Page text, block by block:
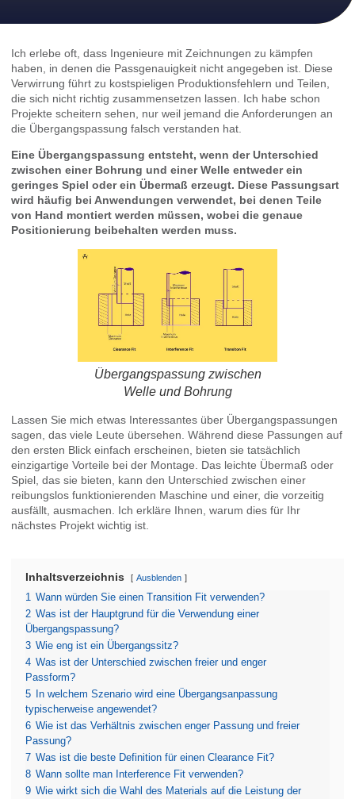
Ich erlebe oft, dass Ingenieure mit Zeichnungen zu kämpfen
haben, in denen die Passgenauigkeit nicht angegeben ist. Diese
Verwirrung führt zu kostspieligen Produktionsfehlern und Teilen,
die sich nicht richtig zusammensetzen lassen. Ich habe schon
Projekte scheitern sehen, nur weil jemand die Anforderungen an
die Übergangspassung falsch verstanden hat.
Eine Übergangspassung entsteht, wenn der Unterschied
zwischen einer Bohrung und einer Welle entweder ein
geringes Spiel oder ein Übermaß erzeugt. Diese Passungsart
wird häufig bei Anwendungen verwendet, bei denen Teile
von Hand montiert werden müssen, wobei die genaue
Positionierung beibehalten werden muss.
Übergangspassung zwischen
Welle und Bohrung
Lassen Sie mich etwas Interessantes über Übergangspassungen
sagen, das viele Leute übersehen. Während diese Passungen auf
den ersten Blick einfach erscheinen, bieten sie tatsächlich
einzigartige Vorteile bei der Montage. Das leichte Übermaß oder
Spiel, das sie bieten, kann den Unterschied zwischen einer
reibungslos funktionierenden Maschine und einer, die vorzeitig
ausfällt, ausmachen. Ich erkläre Ihnen, warum dies für Ihr
nächstes Projekt wichtig ist.
Inhaltsverzeichnis Ausblenden
1
Wann würden Sie einen Transition Fit verwenden?
2 Was ist der Hauptgrund für die Verwendung einer
Übergangspassung?
3 Wie eng ist ein Übergangssitz?
4 Was ist der Unterschied zwischen freier und enger
Passform?
5
In welchem Szenario wird eine Übergangsanpassung
typischerweise angewendet?
6 Wie ist das Verhältnis zwischen enger Passung und freier
Passung?
7 Was ist die beste Definition für einen Clearance Fit?
8 Wann sollte man Interference Fit verwenden?
9 Wie wirkt sich die Wahl des Materials auf die Leistung der